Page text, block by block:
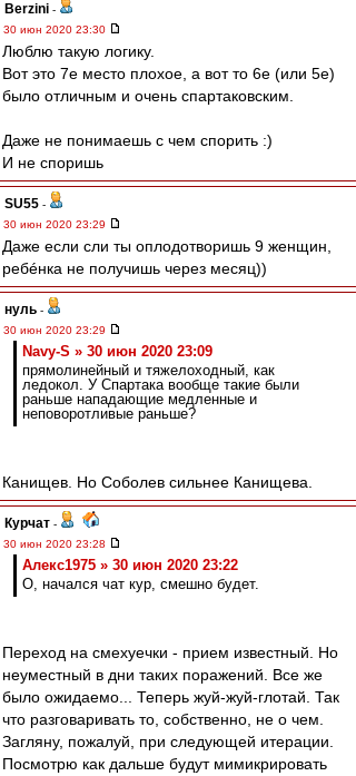
Berzini -
30 июн 2020 23:30
Люблю такую логику.
Вот это 7е место плохое, а вот то 6е (или 5е)
было отличным и очень спартаковским.
Даже не понимаешь с чем спорить :)
И не споришь
SU55 -
30 июн 2020 23:29
Даже если сли ты оплодотворишь 9 женщин,
ребéнка не получишь через месяц))
нуль -
30 июн 2020 23:29
Navy-S » 30 июн 2020 23:09
прямолинейный и тяжелоходный, как
ледокол. У Спартака вообще такие были
раньше нападающие медленные и
неповоротливые раньше?
Канищев. Но Соболев сильнее Канищева.
Курчат -
30 июн 2020 23:28
Алекс1975 » 30 июн 2020 23:22
О, начался чат кур, смешно будет.
Переход на смехуечки - прием известный. Но
неуместный в дни таких поражений. Все же
было ожидаемо... Теперь жуй-жуй-глотай. Так
что разговаривать то, собственно, не о чем.
Загляну, пожалуй, при следующей итерации.
Посмотрю как дальше будут мимикрировать